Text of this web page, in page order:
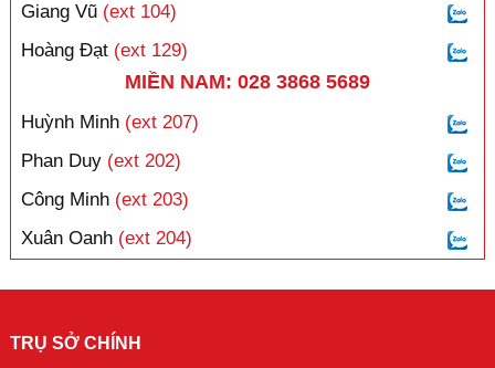
Giang Vũ (ext 104)
Hoàng Đạt (ext 129)
MIỀN NAM: 028 3868 5689
Huỳnh Minh (ext 207)
Phan Duy (ext 202)
Công Minh (ext 203)
Xuân Oanh (ext 204)
TRỤ SỞ CHÍNH